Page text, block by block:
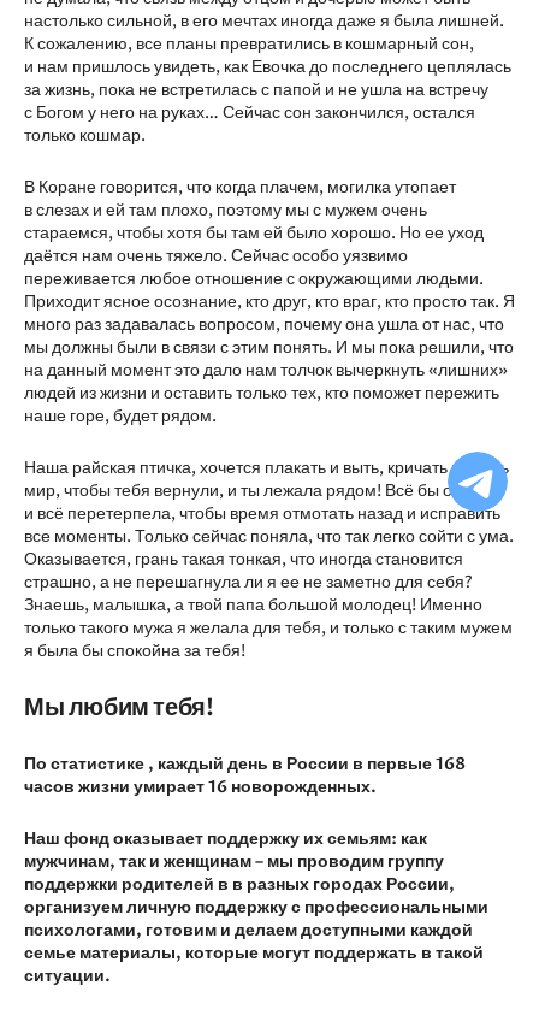
настолько сильной, в его мечтах иногда даже я была лишней.
К сожалению, все планы превратились в кошмарный сон,
и нам пришлось увидеть, как Евочка до последнего цеплялась
за жизнь, пока не встретилась с папой и не ушла на встречу
с Богом у него на руках… Сейчас сон закончился, остался
только кошмар.
В Коране говорится, что когда плачем, могилка утопает
в слезах и ей там плохо, поэтому мы с мужем очень
стараемся, чтобы хотя бы там ей было хорошо. Но ее уход
даётся нам очень тяжело. Сейчас особо уязвимо
переживается любое отношение с окружающими людьми.
Приходит ясное осознание, кто друг, кто враг, кто просто так. Я
много раз задавалась вопросом, почему она ушла от нас, что
мы должны были в связи с этим понять. И мы пока решили, что
на данный момент это дало нам толчок вычеркнуть «лишних»
людей из жизни и оставить только тех, кто поможет пережить
наше горе, будет рядом.
Наша райская птичка, хочется плакать и выть, кричать на весь
мир, чтобы тебя вернули, и ты лежала рядом! Всё бы отдала
и всё перетерпела, чтобы время отмотать назад и исправить
все моменты. Только сейчас поняла, что так легко сойти с ума.
Оказывается, грань такая тонкая, что иногда становится
страшно, а не перешагнула ли я ее не заметно для себя?
Знаешь, малышка, а твой папа большой молодец! Именно
только такого мужа я желала для тебя, и только с таким мужем
я была бы спокойна за тебя!
Мы любим тебя!
По статистике , каждый день в России в первые 168
часов жизни умирает 16 новорожденных.
Наш фонд оказывает поддержку их семьям: как
мужчинам, так и женщинам – мы проводим группу
поддержки родителей в в разных городах России,
организуем личную поддержку с профессиональными
психологами, готовим и делаем доступными каждой
семье материалы, которые могут поддержать в такой
ситуации.